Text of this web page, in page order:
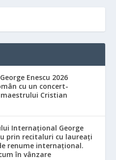
Enescu 2026
cu un concert-
Cristian
Internațional George
prin recitaluri cu laureați
renume internațional.
în vânzare